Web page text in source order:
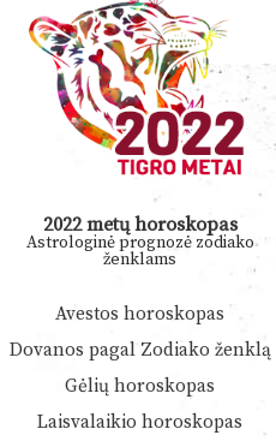
2022 metų horoskopas
Astrologinė prognozė zodiako
ženklams
Avestos horoskopas
Dovanos pagal Zodiako ženklą
Gėlių horoskopas
Laisvalaikio horoskopas